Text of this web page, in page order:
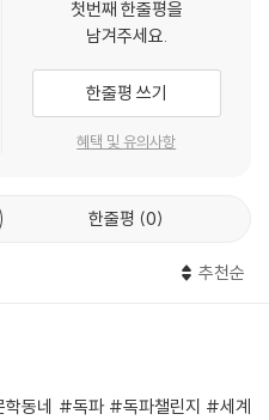
하는 클래리사와, 전쟁 후유증으로
셉티머스. 얼핏 두 인물은 전혀 다
러나 소설 마지막에 이르러 파티 도
사는 만난 적도 없는 그에게 깊이
로 가기로, 삶을 선택하기로 마음
도 끊임없는 고독과 불안을 안고
하거나 회피하는 것이 아니라 언제
인 것이다. 이처럼 울프는 클래리사
찰하도록 이끈다.
문학의 걸작
첫번째 한줄평을
남겨주세요.
한줄평 쓰기
혜택 및 유의사항
한줄평 0
추천순
동네 #독파 #독파챌린지 #세계